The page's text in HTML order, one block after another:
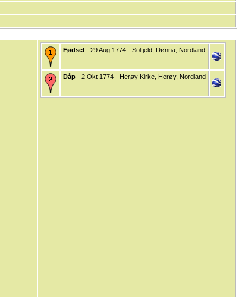
Fødsel - 29 Aug 1774 - Solfjeld, Dønna, Nordland
Dåp - 2 Okt 1774 - Herøy Kirke, Herøy, Nordland